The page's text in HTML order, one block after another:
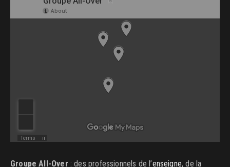
Groupe All-Over : des professionnels de l’enseigne, de la